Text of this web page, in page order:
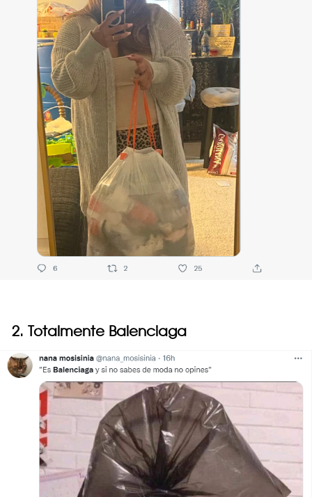
2. Totalmente Balenciaga